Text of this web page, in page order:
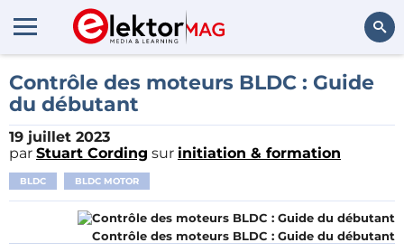
Rechercher
Contrôle des moteurs BLDC : Guide
du débutant
19 juillet 2023
par Stuart Cording sur initiation & formation
BLDC BLDC MOTOR
Contrôle des moteurs BLDC : Guide du débutant